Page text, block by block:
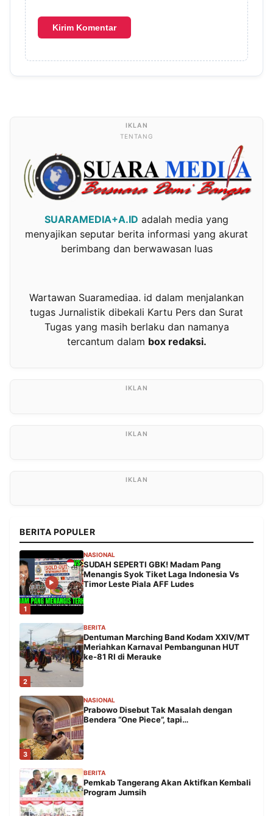
TENTANG
SUARAMEDIA+A.ID adalah media yang
menyajikan seputar berita informasi yang akurat
berimbang dan berwawasan luas
Wartawan Suaramediaa. id dalam menjalankan
tugas Jurnalistik dibekali Kartu Pers dan Surat
Tugas yang masih berlaku dan namanya
tercantum dalam box redaksi.
BERITA POPULER
1
NASIONAL
SUDAH SEPERTI GBK! Madam Pang
Menangis Syok Tiket Laga Indonesia Vs
Timor Leste Piala AFF Ludes
2
BERITA
Dentuman Marching Band Kodam XXIV/MT
Meriahkan Karnaval Pembangunan HUT
ke-81 RI di Merauke
3
NASIONAL
Prabowo Disebut Tak Masalah dengan
Bendera “One Piece”, tapi…
BERITA
Pemkab Tangerang Akan Aktifkan Kembali
Program Jumsih